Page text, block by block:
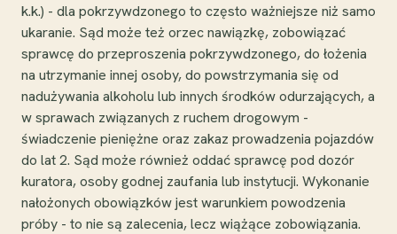
k.k.) - dla pokrzywdzonego to często ważniejsze niż samo
ukaranie. Sąd może też orzec nawiązkę, zobowiązać
sprawcę do przeproszenia pokrzywdzonego, do łożenia
na utrzymanie innej osoby, do powstrzymania się od
nadużywania alkoholu lub innych środków odurzających, a
w sprawach związanych z ruchem drogowym -
świadczenie pieniężne oraz zakaz prowadzenia pojazdów
do lat 2. Sąd może również oddać sprawcę pod dozór
kuratora, osoby godnej zaufania lub instytucji. Wykonanie
nałożonych obowiązków jest warunkiem powodzenia
próby - to nie są zalecenia, lecz wiążące zobowiązania.